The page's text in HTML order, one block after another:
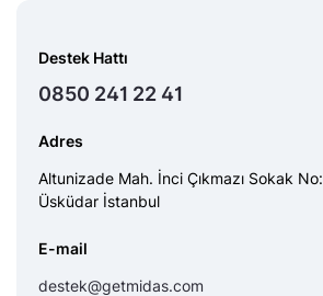
Destek Hattı
0850 241 22 41
Adres
Altunizade Mah. İnci Çıkmazı Sokak
Üsküdar İstanbul
E-mail
destek@getmidas.com